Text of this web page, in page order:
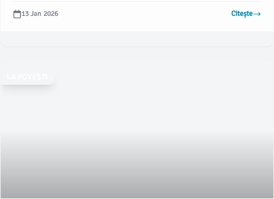
fostelor hale acoperite cu tablă subțire, iar muncitorii își împărțeau
căciulile tocite și hainele groase primite cu greu pe rație, în timp ce
13 Jan 2026 Citește